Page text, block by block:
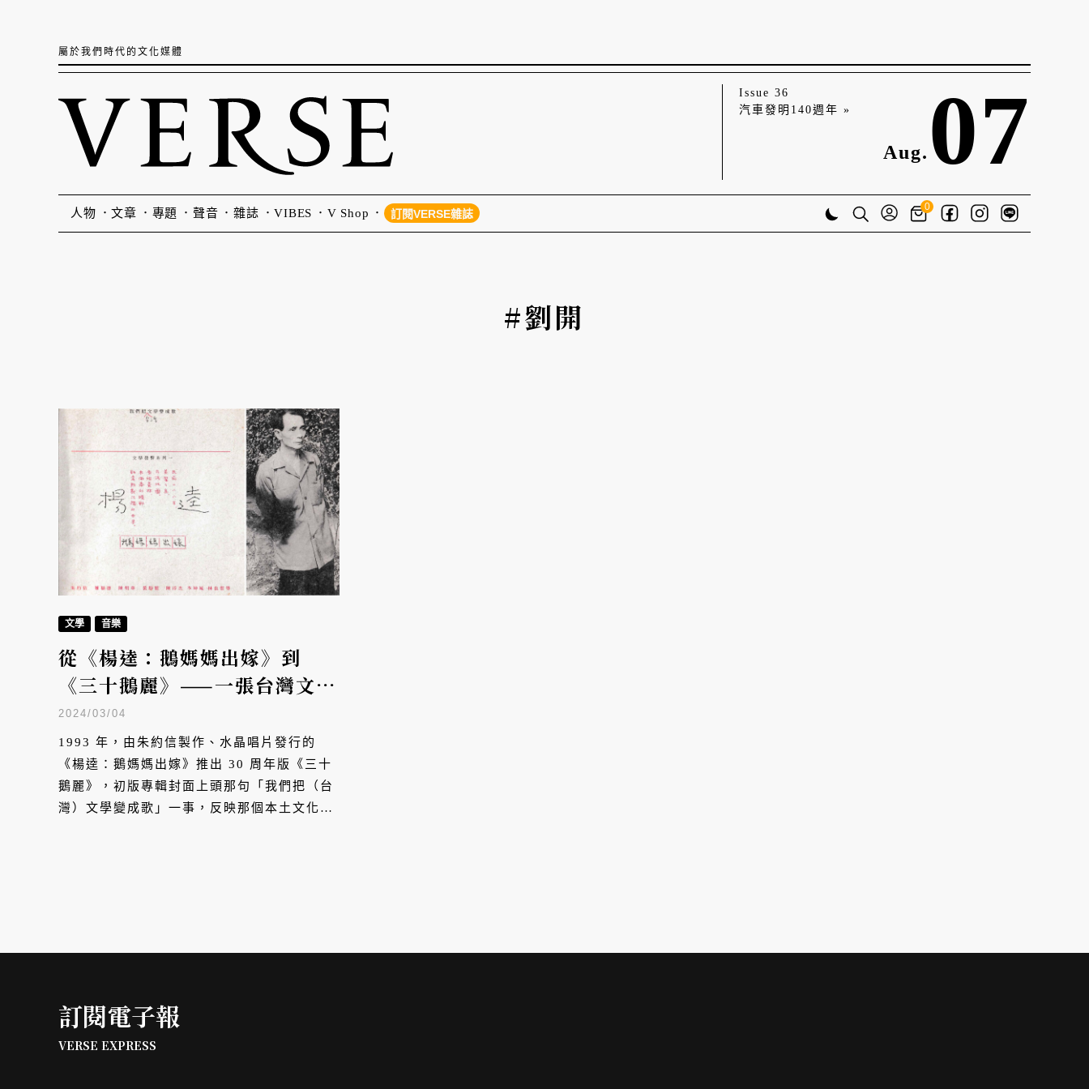
屬於我們時代的文化媒體
Issue 36
汽車發明140週年 »
Aug. 07
人物 文章 專題 聲音 雜誌 VIBES V Shop 訂閱VERSE雜誌
0
#劉開
文學 音樂
從《楊逵：鵝媽媽出嫁》到
《三十鵝麗》——一張台灣文學
音樂專輯的當代重生
2024/03/04
1993 年，由朱約信製作、水晶唱片發行的
《楊逵：鵝媽媽出嫁》推出 30 周年版《三十
鵝麗》，初版專輯封面上頭那句「我們把（台
灣）文學變成歌」一事，反映那個本土文化開
訂閱電子報
VERSE EXPRESS